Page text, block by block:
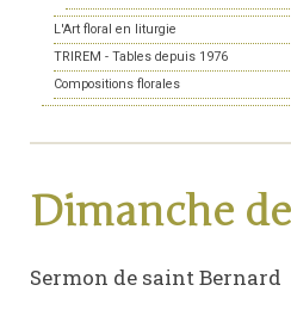
L'Art floral en liturgie
TRIREM - Tables depuis 1976
Compositions florales
Dimanche
Sermon de saint Bernard